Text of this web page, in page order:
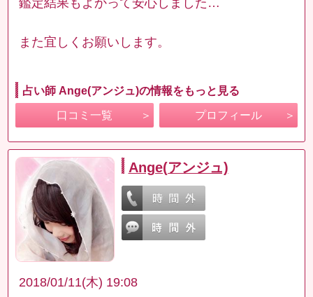
また宜しくお願いします。
占い師 Ange(アンジュ)の情報をもっと見る
口コミ一覧 プロフィール
Ange(アンジュ)
2018/01/11(木) 19:08